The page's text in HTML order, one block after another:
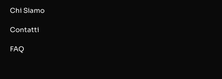
Chi Siamo
Contatti
FAQ